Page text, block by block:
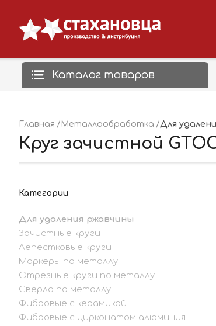
Каталог товаров
Главная Металлообработка Для
Круг зачистной
Категории
Для удаления ржавчины
Зачистные круги
Лепестковые круги
Маркеры по металлу
Отрезные круги по металлу
Сверла по металлу
Фибровые с керамикой
Фибровые с цирконатом алюминия